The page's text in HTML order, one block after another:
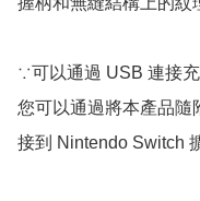
∵可以通過 USB 連接
您可以通過將本產品
接到 Nintendo Switch